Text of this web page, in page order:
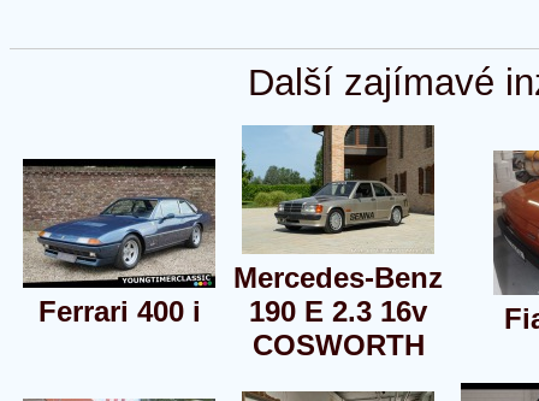
Další zajímavé
Ferrari 400 i
Mercedes-Benz
190 E 2.3 16v
COSWORTH